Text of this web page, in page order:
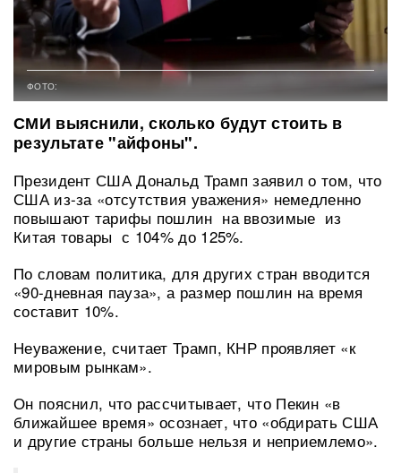
ФОТО:
СМИ выяснили, сколько будут стоить в
результате "айфоны".
Президент США Дональд Трамп заявил о том, что
США из-за «отсутствия уважения» немедленно
повышают тарифы пошлин на ввозимые из
Китая товары с 104% до 125%.
По словам политика, для других стран вводится
«90-дневная пауза», а размер пошлин на время
составит 10%.
Неуважение, считает Трамп, КНР проявляет «к
мировым рынкам».
Он пояснил, что рассчитывает, что Пекин «в
ближайшее время» осознает, что «обдирать США
и другие страны больше нельзя и неприемлемо».